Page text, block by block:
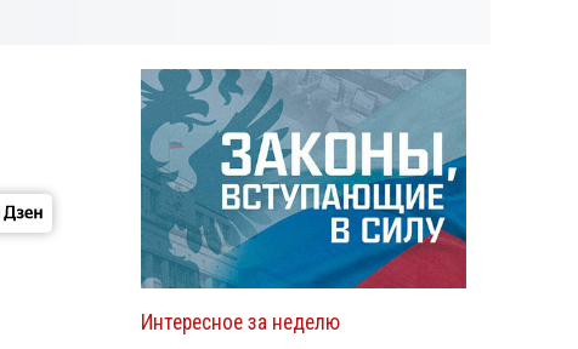
Интересное за неделю